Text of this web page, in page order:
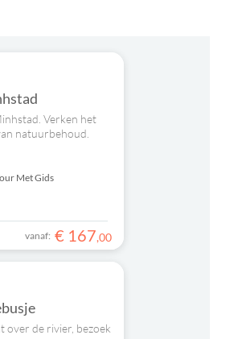
Verken het
natuurbehoud.
Met Gids
vanaf: € 167,00
over de rivier, bezoek